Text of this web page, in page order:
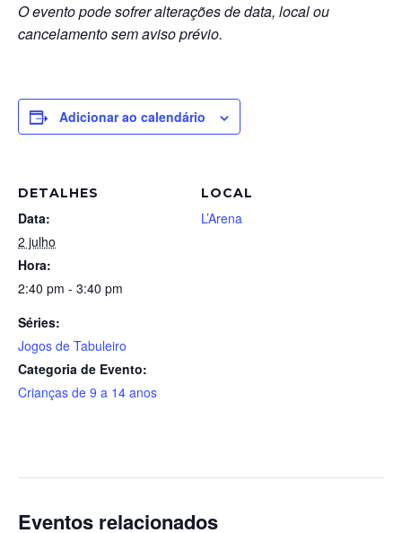
O evento pode sofrer alterações de data, local ou
cancelamento sem aviso prévio.
Adicionar ao calendário
DETALHES
Data:
2 julho
Hora:
2:40 pm - 3:40 pm
Séries:
Jogos de Tabuleiro
Categoria de Evento:
Crianças de 9 a 14 anos
LOCAL
L’Arena
Eventos relacionados